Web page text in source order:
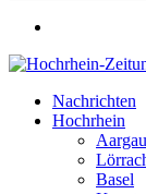
Nachrichten
Hochrhein
Basel